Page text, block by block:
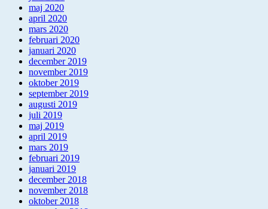
maj 2020
april 2020
mars 2020
februari 2020
januari 2020
december 2019
november 2019
oktober 2019
september 2019
augusti 2019
juli 2019
maj 2019
april 2019
mars 2019
februari 2019
januari 2019
december 2018
november 2018
oktober 2018